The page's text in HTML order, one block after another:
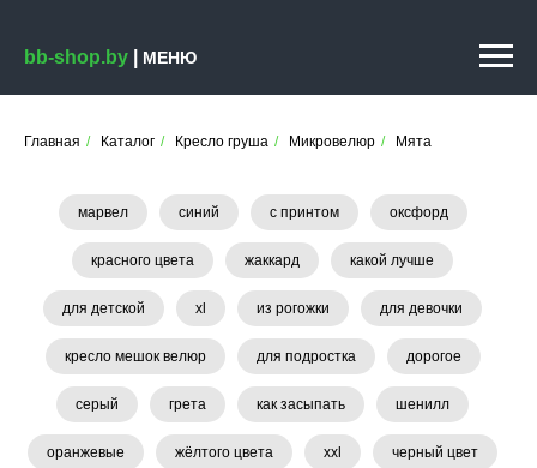
bb-shop.by МЕНЮ
Главная / Каталог / Кресло груша / Микровелюр / Мята
марвел синий с принтом оксфорд
красного цвета жаккард какой лучше
для детской xl из рогожки для девочки
кресло мешок велюр для подростка дорогое
серый грета как засыпать шенилл
оранжевые жёлтого цвета xxl черный цвет